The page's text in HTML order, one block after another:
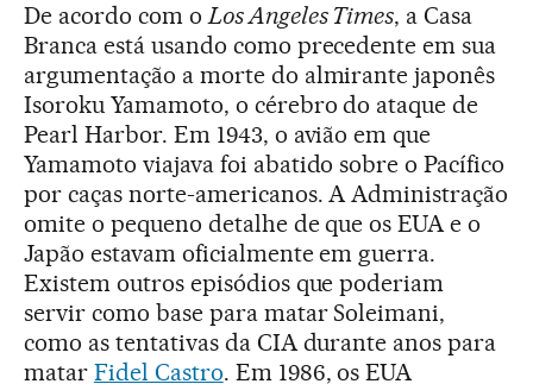
De acordo com oLos Angeles Times, a Casa
Branca está usando como precedente em sua
argumentação a morte do almirante japonês
Isoroku Yamamoto, o cérebro do ataque de
Pearl Harbor. Em 1943, o avião em que
Yamamoto viajava foi abatido sobre o Pacífico
por caças norte-americanos. A Administração
omite o pequeno detalhe de que os EUA e o
Japão estavam oficialmente em guerra.
Existem outros episódios que poderiam
servir como base para matar Soleimani,
como as tentativas da CIA durante anos para
matar Fidel Castro. Em 1986, os EUA